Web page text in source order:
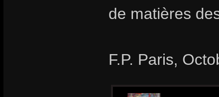
de matières
F.P. Paris,